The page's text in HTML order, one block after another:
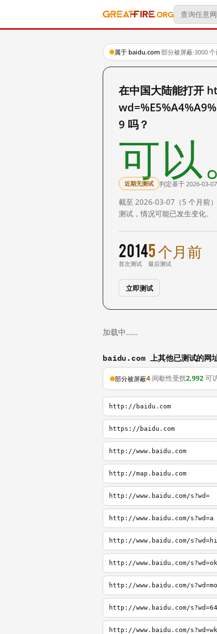
属于 baidu.com·部分被屏蔽·3000
在中国大陆能打开
9 吗？
可以
近期无测试 判定基于 2026-03-
截至 2026-03-07（5 个月前
测试，情况可能已发生变化。
2014
首次测试
5 个月前
最后测试
立即测试
加载中……
baidu.com 上其他已测试的网
部分被屏蔽4 间歇性受扰2,992 可
http://baidu.com
https://baidu.com
http://www.baidu.com
http://map.baidu.com
http://www.baidu.com/s?wd=
http://www.baidu.com/s?wd=a
http://www.baidu.com/s?wd=hi
http://www.baidu.com/s?wd=ok
http://www.baidu.com/s?wd=mo
http://www.baidu.com/s?wd=64
http://www.baidu.com/s?wd=wk